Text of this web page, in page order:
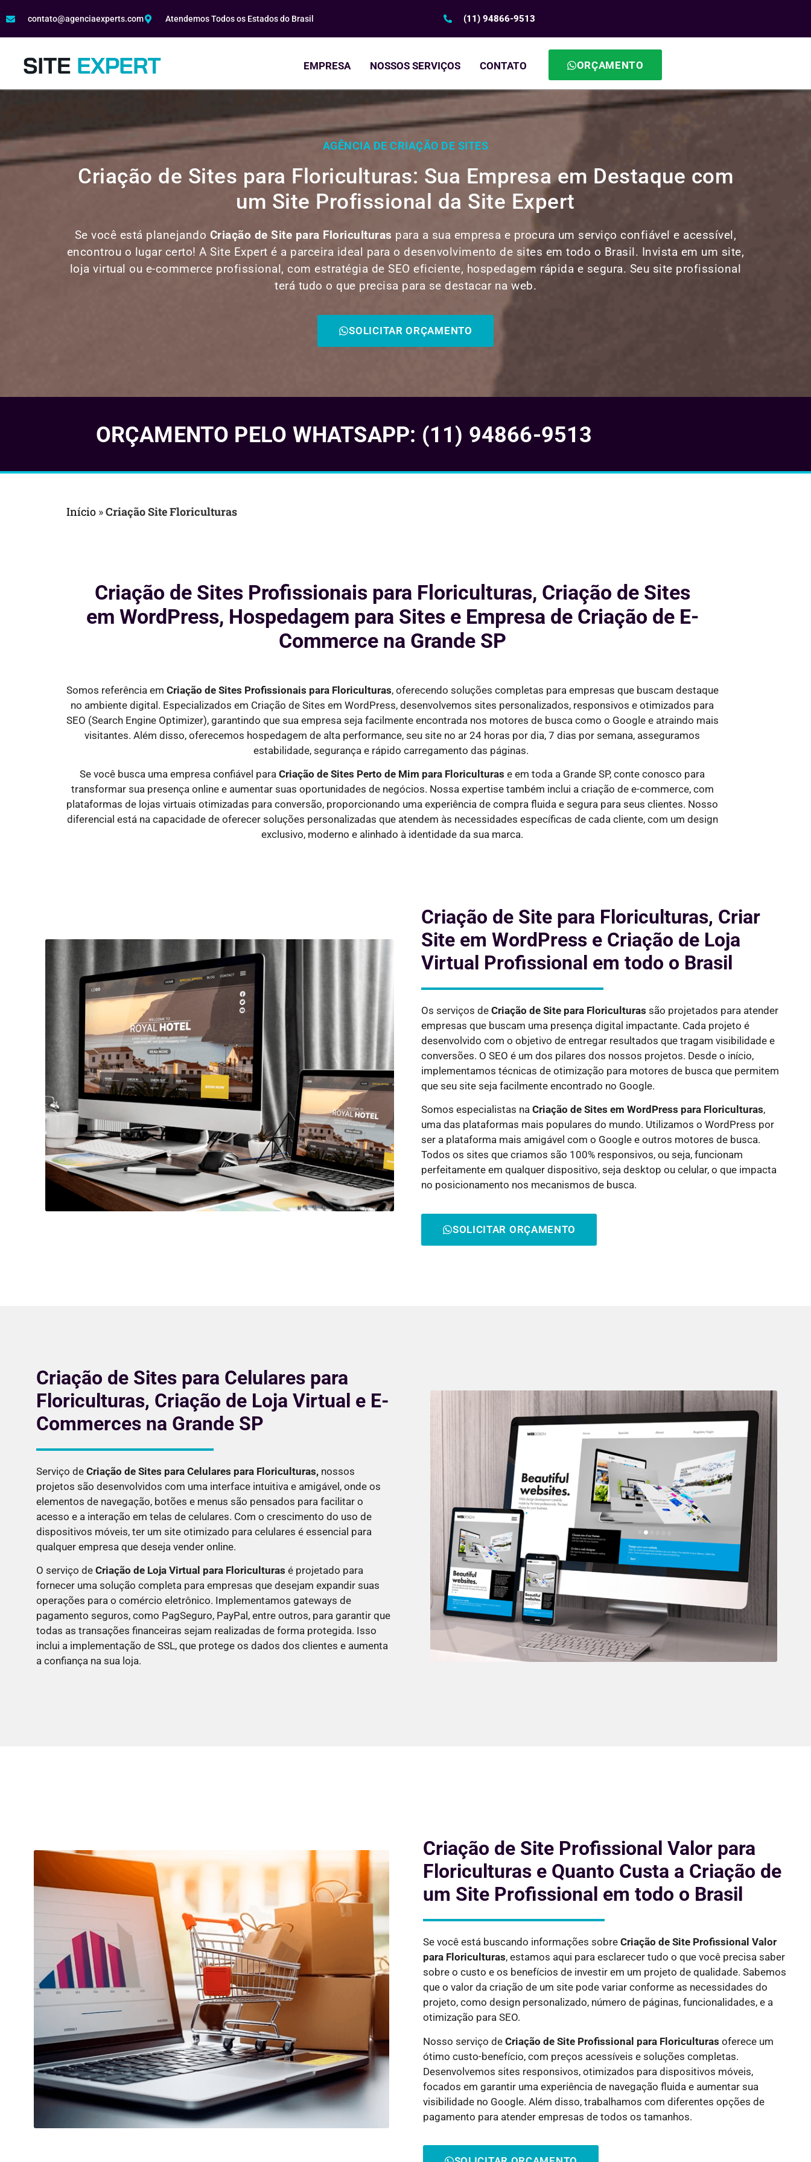
contato@agenciaexperts.com Atendemos Todos os Estados do Brasil (11) 94866-9513
EMPRESA NOSSOS SERVIÇOS CONTATO ORÇAMENTO
AGÊNCIA DE CRIAÇÃO DE SITES
Criação de Sites para Floriculturas: Sua Empresa em Destaque com
um Site Profissional da Site Expert
Se você está planejando Criação de Site para Floriculturas para a sua empresa e procura um serviço confiável e acessível,
encontrou o lugar certo! A Site Expert é a parceira ideal para o desenvolvimento de sites em todo o Brasil. Invista em um site,
loja virtual ou e-commerce profissional, com estratégia de SEO eficiente, hospedagem rápida e segura. Seu site profissional
terá tudo o que precisa para se destacar na web.
SOLICITAR ORÇAMENTO
ORÇAMENTO PELO WHATSAPP: (11) 94866-9513
Início »Criação Site Floriculturas
Criação de Sites Profissionais para Floriculturas, Criação de Sites
em WordPress, Hospedagem para Sites e Empresa de Criação de E-
Commerce na Grande SP
Somos referência em Criação de Sites Profissionais para Floriculturas, oferecendo soluções completas para empresas que buscam destaque
no ambiente digital. Especializados em Criação de Sites em WordPress, desenvolvemos sites personalizados, responsivos e otimizados para
SEO (Search Engine Optimizer), garantindo que sua empresa seja facilmente encontrada nos motores de busca como o Google e atraindo mais
visitantes. Além disso, oferecemos hospedagem de alta performance, seu site no ar 24 horas por dia, 7 dias por semana, asseguramos
estabilidade, segurança e rápido carregamento das páginas.
Se você busca uma empresa confiável para Criação de Sites Perto de Mim para Floriculturas e em toda a Grande SP, conte conosco para
transformar sua presença online e aumentar suas oportunidades de negócios. Nossa expertise também inclui a criação de e-commerce, com
plataformas de lojas virtuais otimizadas para conversão, proporcionando uma experiência de compra fluida e segura para seus clientes. Nosso
diferencial está na capacidade de oferecer soluções personalizadas que atendem às necessidades específicas de cada cliente, com um design
exclusivo, moderno e alinhado à identidade da sua marca.
Criação de Site para Floriculturas, Criar
Site em WordPress e Criação de Loja
Virtual Profissional em todo o Brasil
Os serviços de Criação de Site para Floriculturas são projetados para atender
empresas que buscam uma presença digital impactante. Cada projeto é
desenvolvido com o objetivo de entregar resultados que tragam visibilidade e
conversões. O SEO é um dos pilares dos nossos projetos. Desde o início,
implementamos técnicas de otimização para motores de busca que permitem
que seu site seja facilmente encontrado no Google.
Somos especialistas na Criação de Sites em WordPress para Floriculturas,
uma das plataformas mais populares do mundo. Utilizamos o WordPress por
ser a plataforma mais amigável com o Google e outros motores de busca.
Todos os sites que criamos são 100% responsivos, ou seja, funcionam
perfeitamente em qualquer dispositivo, seja desktop ou celular, o que impacta
no posicionamento nos mecanismos de busca.
SOLICITAR ORÇAMENTO
Criação de Sites para Celulares para
Floriculturas, Criação de Loja Virtual e E-
Commerces na Grande SP
Serviço de Criação de Sites para Celulares para Floriculturas, nossos
projetos são desenvolvidos com uma interface intuitiva e amigável, onde os
elementos de navegação, botões e menus são pensados para facilitar o
acesso e a interação em telas de celulares. Com o crescimento do uso de
dispositivos móveis, ter um site otimizado para celulares é essencial para
qualquer empresa que deseja vender online.
O serviço de Criação de Loja Virtual para Floriculturas é projetado para
fornecer uma solução completa para empresas que desejam expandir suas
operações para o comércio eletrônico. Implementamos gateways de
pagamento seguros, como PagSeguro, PayPal, entre outros, para garantir que
todas as transações financeiras sejam realizadas de forma protegida. Isso
inclui a implementação de SSL, que protege os dados dos clientes e aumenta
a confiança na sua loja.
Criação de Site Profissional Valor para
Floriculturas e Quanto Custa a Criação de
um Site Profissional em todo o Brasil
Se você está buscando informações sobre Criação de Site Profissional Valor
para Floriculturas, estamos aqui para esclarecer tudo o que você precisa saber
sobre o custo e os benefícios de investir em um projeto de qualidade. Sabemos
que o valor da criação de um site pode variar conforme as necessidades do
projeto, como design personalizado, número de páginas, funcionalidades, e a
otimização para SEO.
Nosso serviço de Criação de Site Profissional para Floriculturas oferece um
ótimo custo-benefício, com preços acessíveis e soluções completas.
Desenvolvemos sites responsivos, otimizados para dispositivos móveis,
focados em garantir uma experiência de navegação fluida e aumentar sua
visibilidade no Google. Além disso, trabalhamos com diferentes opções de
pagamento para atender empresas de todos os tamanhos.